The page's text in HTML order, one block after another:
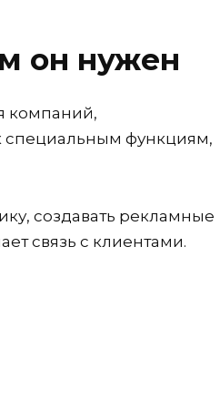
он нужен
компаний,
специальным функциям,
создавать рекламные
связь с клиентами.